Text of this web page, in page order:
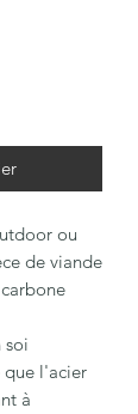
ou
de viande
soi
que l'acier
à